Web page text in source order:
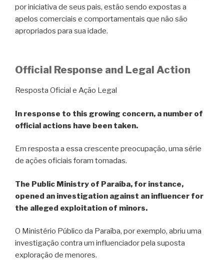
por iniciativa de seus pais, estão sendo expostas a
apelos comerciais e comportamentais que não são
apropriados para sua idade.
Official Response and Legal Action
Resposta Oficial e Ação Legal
In response to this growing concern, a number of
official actions have been taken.
Em resposta a essa crescente preocupação, uma série
de ações oficiais foram tomadas.
The Public Ministry of Paraíba, for instance,
opened an investigation against an influencer for
the alleged exploitation of minors.
O Ministério Público da Paraíba, por exemplo, abriu uma
investigação contra um influenciador pela suposta
exploração de menores.